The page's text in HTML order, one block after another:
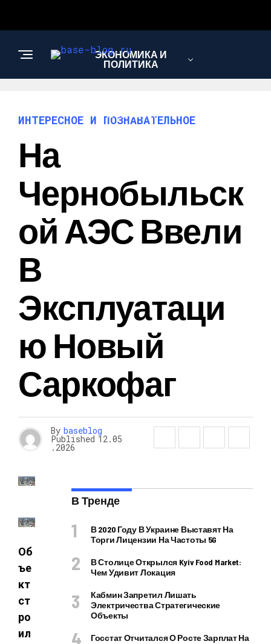
ЭКОНОМИКА И
ПОЛИТИКА
НОВОСТИ
ИНТЕРЕСНОЕ И ПОЗНАВАТЕЛЬНОЕ
На
Чернобыльск
Ой АЭС Ввели
В
Эксплуатаци
Ю Новый
Саркофаг
By baseblog
Published 12.05
.2026
Об
ъе
кт
ст
ро
ил
В Тренде
В 2020 Году В Украине Выставят На
Торги Лицензии На Частоты 5G
В Столице Открылся Kyiv Food Market:
Чем Удивит Локация
Кабмин Запретил Лишать
Электричества Стратегические
Объекты
Госстат Отчитался О Росте Зарплат На